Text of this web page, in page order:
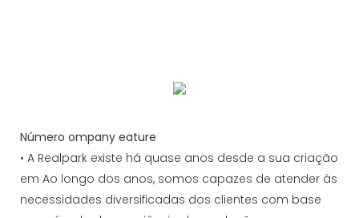
Número ompany eature
• A Realpark existe há quase anos desde a sua criação
em Ao longo dos anos, somos capazes de atender às
necessidades diversificadas dos clientes com base